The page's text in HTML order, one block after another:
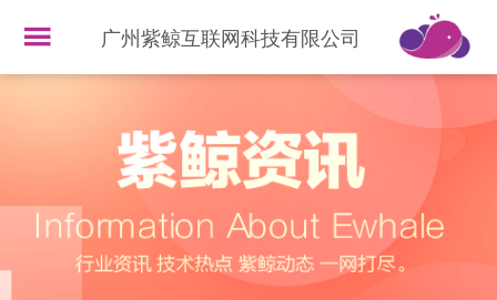
广州紫鲸互联网科技有限公司